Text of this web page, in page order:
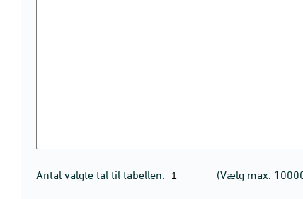
Antal valgte tal til tabellen: (Vælg max.